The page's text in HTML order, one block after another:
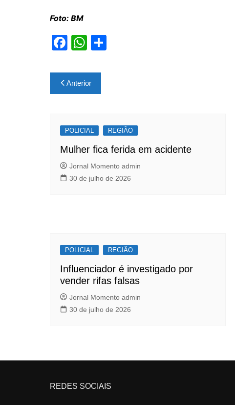
Foto: BM
F
c
e
o
o
k
W
at
s
p
p
Navegação
de
Anterior
POLICIAL REGIÃO
Mulher fica ferida em acidente
Jornal Momento admin
30 de julho de 2026
POLICIAL REGIÃO
Influenciador é investigado por
vender rifas falsas
Jornal Momento admin
30 de julho de 2026
REDES SOCIAIS